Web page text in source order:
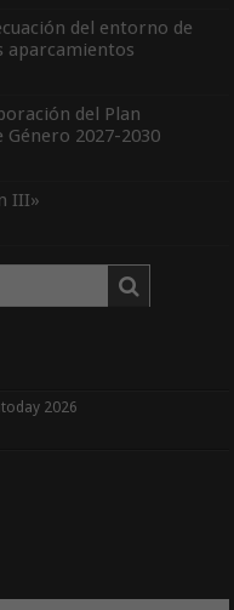
del entorno de
aparcamientos
del Plan
Género 2027-2030
III»
2026